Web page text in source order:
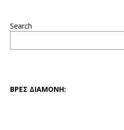
Search
ΒΡΕΣ ΔΙΑΜΟΝΗ: